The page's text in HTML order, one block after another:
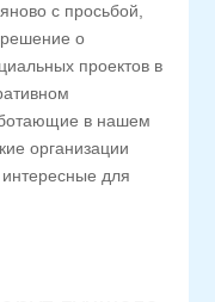
с просьбой,
о
проектов в
в нашем
организации
для